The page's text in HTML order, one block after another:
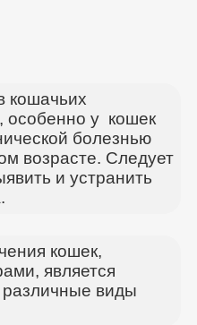
кошачьих
особенно у кошек
болезнью
возрасте. Следует
и устранить
кошек,
является
виды